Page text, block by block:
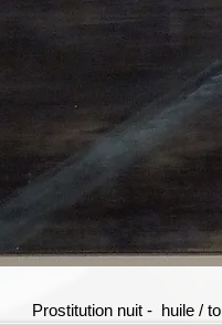
Prostitution nuit - huile /